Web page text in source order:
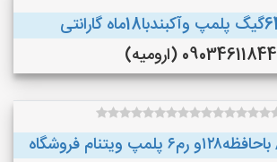
09034611844 (ارومیه)